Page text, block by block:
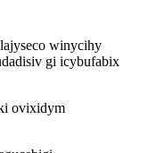
winycihy
gi icybufabix
ovixidym